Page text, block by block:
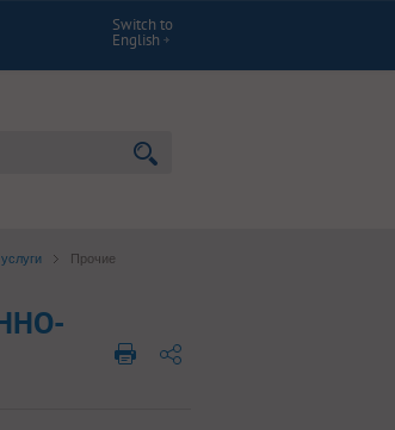
Switch to
English
Прочие